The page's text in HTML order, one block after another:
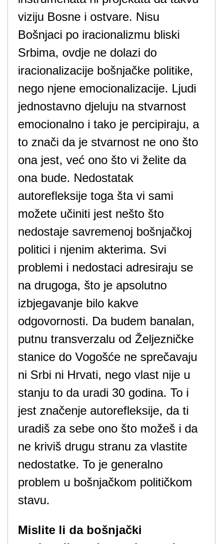
viziju Bosne i ostvare. Nisu
Bošnjaci po iracionalizmu bliski
Srbima, ovdje ne dolazi do
iracionalizacije bošnjačke politike,
nego njene emocionalizacije. Ljudi
jednostavno djeluju na stvarnost
emocionalno i tako je percipiraju, a
to znači da je stvarnost ne ono što
ona jest, već ono što vi želite da
ona bude. Nedostatak
autorefleksije toga šta vi sami
možete učiniti jest nešto što
nedostaje savremenoj bošnjačkoj
politici i njenim akterima. Svi
problemi i nedostaci adresiraju se
na drugoga, što je apsolutno
izbjegavanje bilo kakve
odgovornosti. Da budem banalan,
putnu transverzalu od Željezničke
stanice do Vogošće ne sprečavaju
ni Srbi ni Hrvati, nego vlast nije u
stanju to da uradi 30 godina. To i
jest značenje autorefleksije, da ti
uradiš za sebe ono što možeš i da
ne kriviš drugu stranu za vlastite
nedostatke. To je generalno
problem u bošnjačkom političkom
stavu.
Mislite li da bošnjački